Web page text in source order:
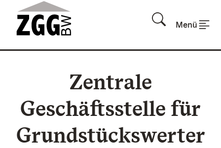
Zum Inhalt springen
Menü
Zentrale
Geschäftsstelle für
Grundstückswerter